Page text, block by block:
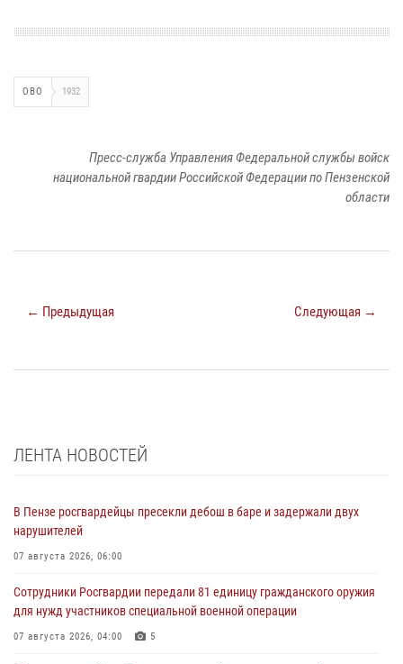
ОВО 1932
Пресс-служба Управления Федеральной службы войск
национальной гвардии Российской Федерации по Пензенской
области
← Предыдущая Следующая →
ЛЕНТА НОВОСТЕЙ
В Пензе росгвардейцы пресекли дебош в баре и задержали двух
нарушителей
07 августа 2026, 06:00
Сотрудники Росгвардии передали 81 единицу гражданского оружия
для нужд участников специальной военной операции
07 августа 2026, 04:00 5